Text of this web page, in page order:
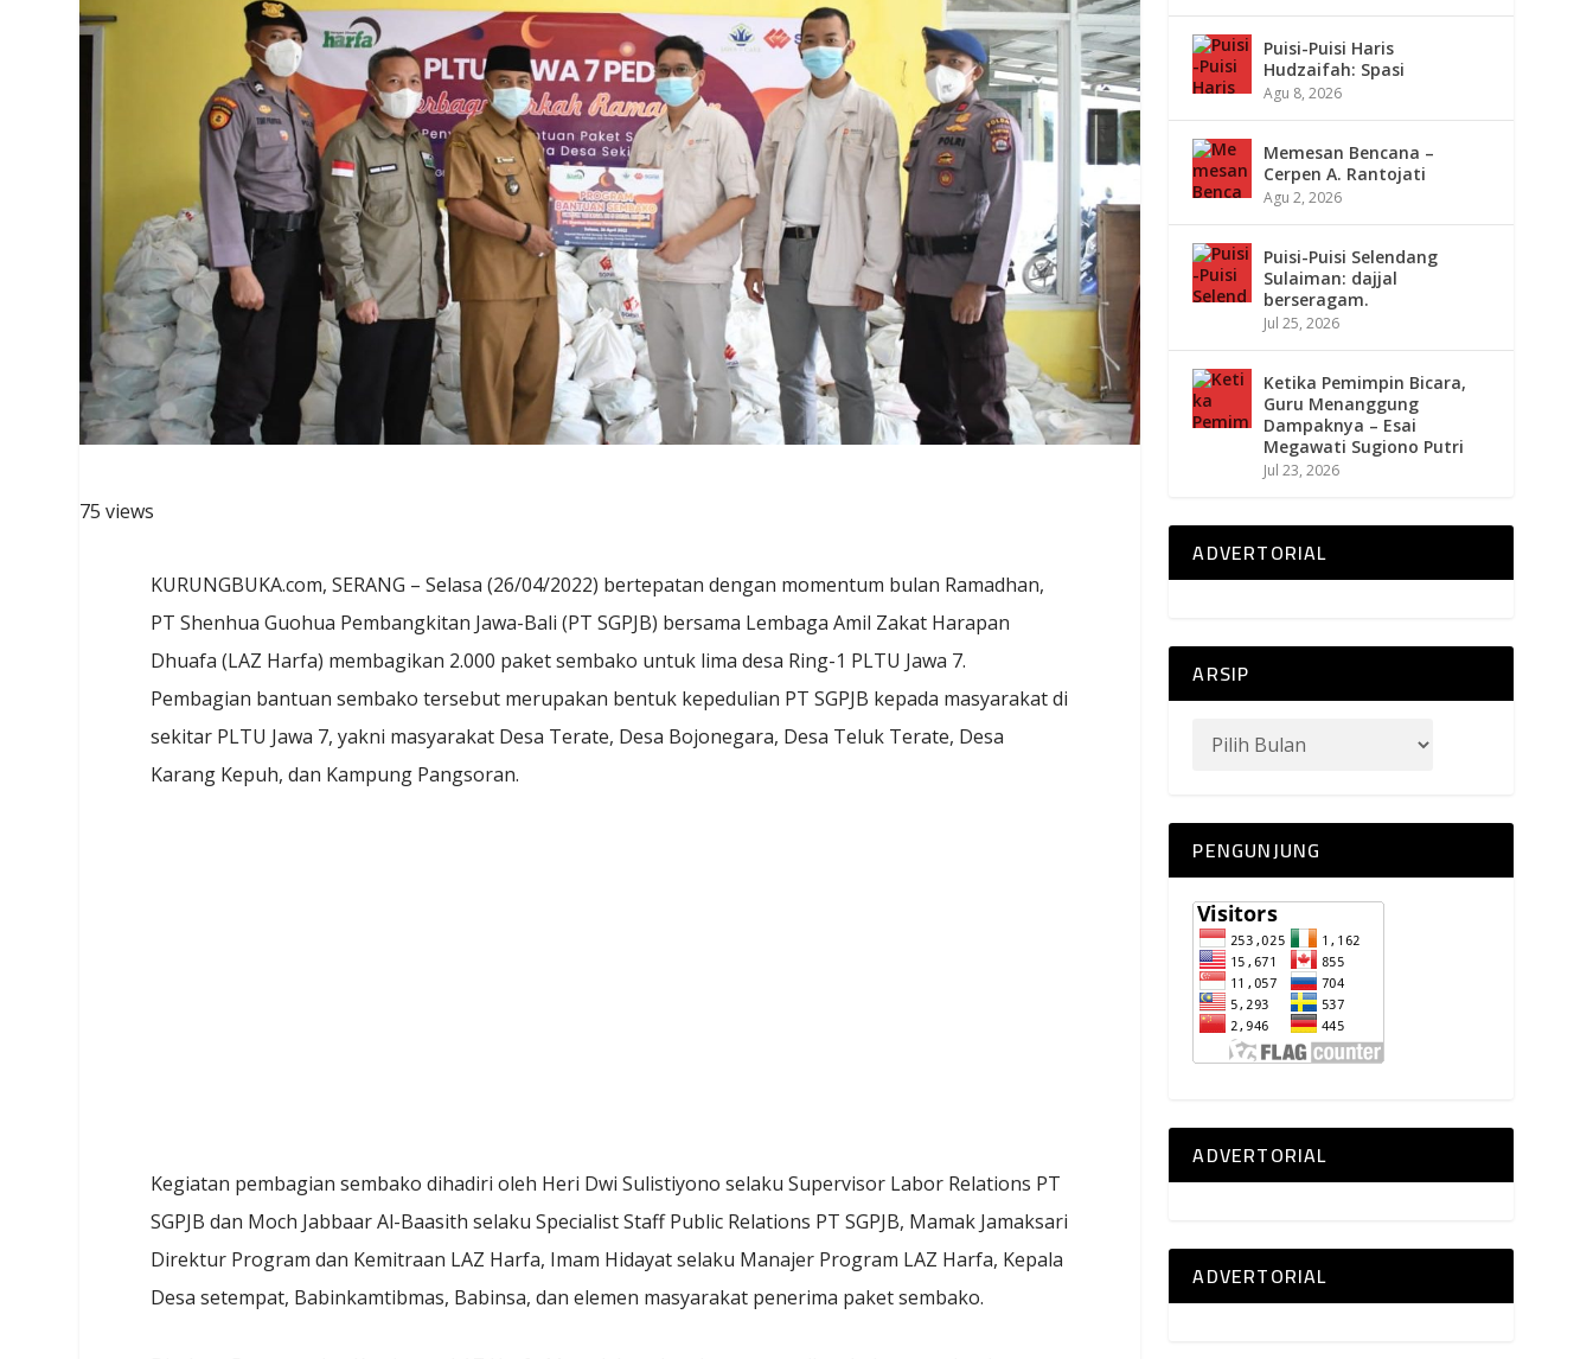
75 views
KURUNGBUKA.com, SERANG – Selasa (26/04/2022) bertepatan dengan momentum bulan Ramadhan,
PT Shenhua Guohua Pembangkitan Jawa-Bali (PT SGPJB) bersama Lembaga Amil Zakat Harapan
Dhuafa (LAZ Harfa) membagikan 2.000 paket sembako untuk lima desa Ring-1 PLTU Jawa 7.
Pembagian bantuan sembako tersebut merupakan bentuk kepedulian PT SGPJB kepada masyarakat di
sekitar PLTU Jawa 7, yakni masyarakat Desa Terate, Desa Bojonegara, Desa Teluk Terate, Desa
Karang Kepuh, dan Kampung Pangsoran.
Kegiatan pembagian sembako dihadiri oleh Heri Dwi Sulistiyono selaku Supervisor Labor Relations PT
SGPJB dan Moch Jabbaar Al-Baasith selaku Specialist Staff Public Relations PT SGPJB, Mamak Jamaksari
Direktur Program dan Kemitraan LAZ Harfa, Imam Hidayat selaku Manajer Program LAZ Harfa, Kepala
Desa setempat, Babinkamtibmas, Babinsa, dan elemen masyarakat penerima paket sembako.
Puisi-Puisi Haris
Hudzaifah: Spasi
Agu 8, 2026
Memesan Bencana –
Cerpen A. Rantojati
Agu 2, 2026
Puisi-Puisi Selendang
Sulaiman: dajjal
berseragam.
Jul 25, 2026
Ketika Pemimpin Bicara,
Guru Menanggung
Dampaknya – Esai
Megawati Sugiono Putri
Jul 23, 2026
ADVERTORIAL
ARSIP
PENGUNJUNG
ADVERTORIAL
ADVERTORIAL